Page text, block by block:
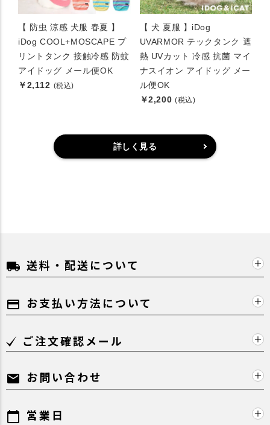
【 防虫 涼感 犬服 春夏 】
iDog COOL+MOSCAPE プ
リントタンク 接触冷感 防蚊
アイドッグ メール便OK
￥2,112 (税込)
【 犬 夏服 】iDog
UVARMOR テックタンク 遮
熱 UVカット 冷感 抗菌 マイ
ナスイオン アイドッグ メー
ル便OK
￥2,200 (税込)
詳しく見る
local_shipping 送料・配送について
payment お支払い方法について
ご注文確認メール
mail お問い合わせ
calendar_today 営業日